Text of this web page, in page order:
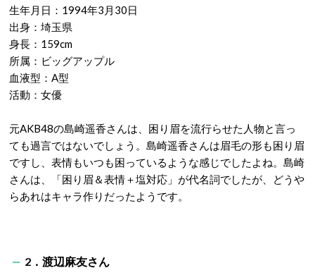
生年月日：1994年3月30日
出身：埼玉県
身長：159cm
所属：ビッグアップル
血液型：A型
活動：女優
元AKB48の島崎遥香さんは、困り眉を流行らせた人物と言っ
ても過言ではないでしょう。島崎遥香さんは眉毛の形も困り眉
ですし、表情もいつも困っているような感じでしたよね。島崎
さんは、「困り眉＆表情＋塩対応」が代名詞でしたが、どうや
らあれはキャラ作りだったようです。
2．渡辺麻友さん